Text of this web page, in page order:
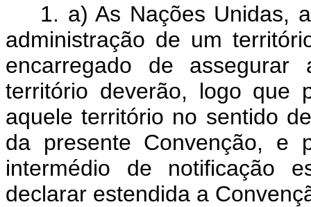
1. a) As Nações Unidas,
administração de um
encarregado de
território deverão, logo que
aquele território no sentido
da presente Convenção, e
intermédio de notificação
declarar estendida a